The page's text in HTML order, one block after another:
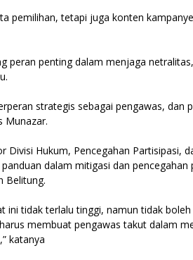
pemilihan, tetapi juga konten
peran penting dalam menjaga
strategis sebagai pengawas, dan
Munazar.
Hukum, Pencegahan Partisipasi,
dalam mitigasi dan
Belitung.
ini tidak terlalu tinggi, namun tidak
membuat pengawas takut dalam
katanya